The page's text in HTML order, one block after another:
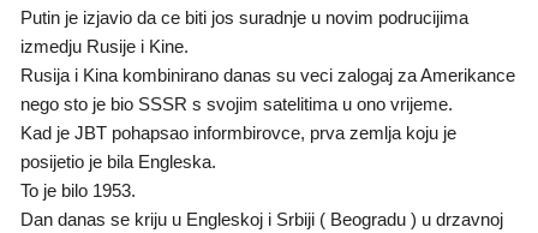
Putin je izjavio da ce biti jos suradnje u novim podrucijima
izmedju Rusije i Kine.
Rusija i Kina kombinirano danas su veci zalogaj za Amerikance
nego sto je bio SSSR s svojim satelitima u ono vrijeme.
Kad je JBT pohapsao informbirovce, prva zemlja koju je
posijetio je bila Engleska.
To je bilo 1953.
Dan danas se kriju u Engleskoj i Srbiji ( Beogradu ) u drzavnoj